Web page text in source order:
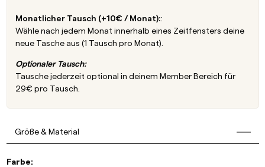
Monatlicher Tausch (+10€ / Monat)::
Wähle nach jedem Monat innerhalb eines Zeitfensters deine
neue Tasche aus (1 Tausch pro Monat).
Optionaler Tausch:
Tausche jederzeit optional in deinem Member Bereich für
29€ pro Tausch.
Größe & Material
Farbe: